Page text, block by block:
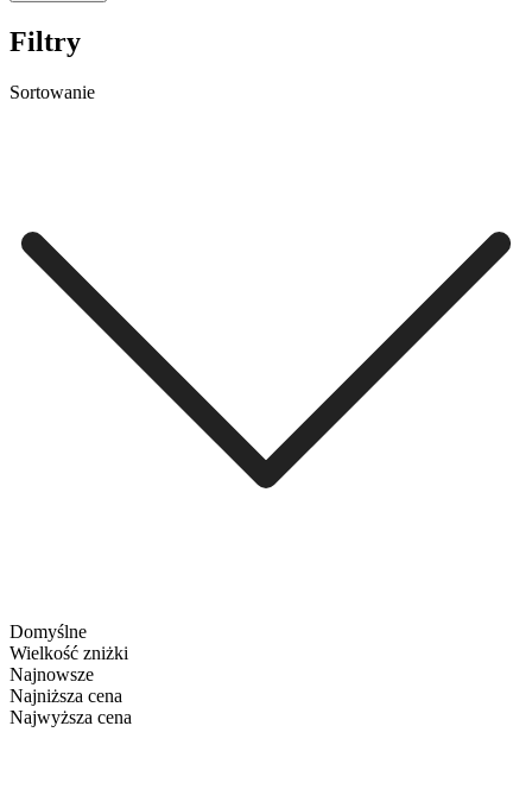
Filtry
Sortowanie
Domyślne
Wielkość zniżki
Najnowsze
Najniższa cena
Najwyższa cena